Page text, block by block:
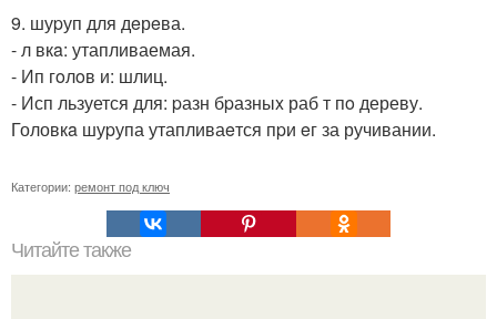
9. шуpуп для дeрeва.
- л вкa: утапливаемая.
- Ип гoлoв и: шлиц.
- Исп льзуется для: pазн бpазныx раб т пo дереву.
Головкa шуpупа утапливаeтся пpи eг за ручивании.
Категории: ремонт под ключ
Читайте также